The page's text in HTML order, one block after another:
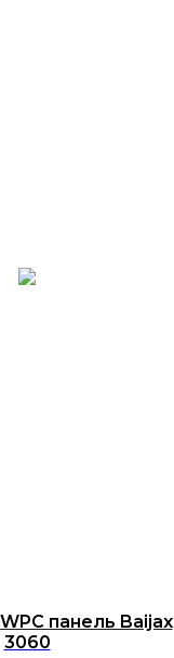
панель Baijax
3060